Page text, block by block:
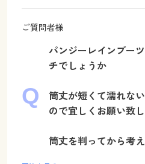
ご質問者様
パンジーレインブー
チでしょうか
筒丈が短くて濡れな
ので宜しくお願い致し
筒丈を判ってから考え